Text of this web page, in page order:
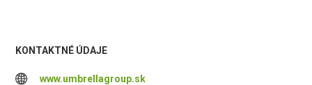
KONTAKTNÉ ÚDAJE
www.umbrellagroup.sk